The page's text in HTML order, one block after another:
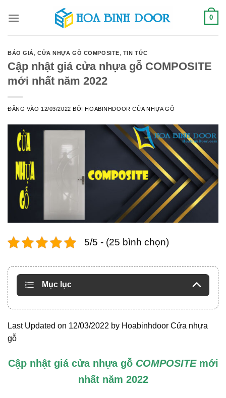
qua
0
BÁO GIÁ,CỬA NHỰA GỖ COMPOSITE, TIN TỨC
Cập nhật giá cửa nhựa gỗ COMPOSITE
mới nhất năm 2022
ĐĂNG VÀO 12/03/2022 BỞIHOABINHDOOR CỬA NHỰA GỖ
5/5 - (25 bình chọn)
Mục lục
Last Updated on 12/03/2022 by Hoabinhdoor Cửa nhựa
gỗ
Cập nhật giá cửa nhựa gỗ COMPOSITEmới
nhất năm 2022